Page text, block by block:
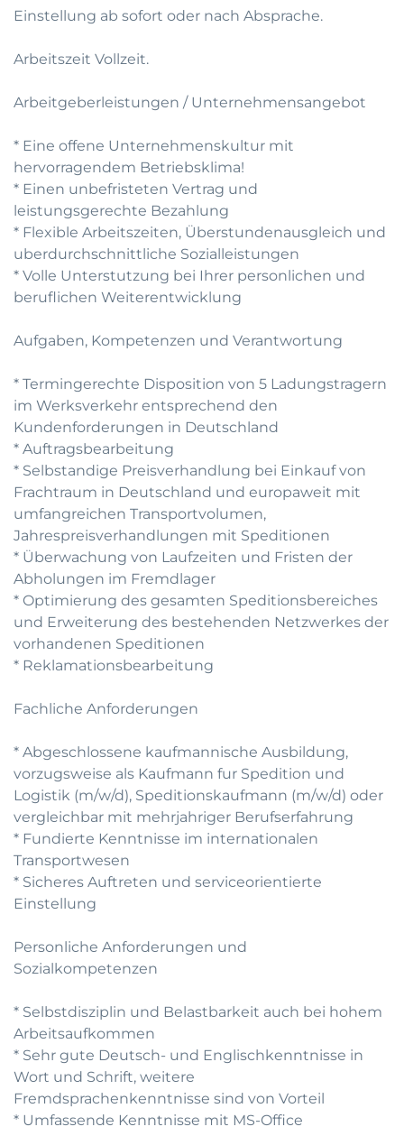
Einstellung ab sofort oder nach Absprache.
Arbeitszeit Vollzeit.
Arbeitgeberleistungen / Unternehmensangebot
* Eine offene Unternehmenskultur mit
hervorragendem Betriebsklima!
* Einen unbefristeten Vertrag und
leistungsgerechte Bezahlung
* Flexible Arbeitszeiten, Überstundenausgleich und
uberdurchschnittliche Sozialleistungen
* Volle Unterstutzung bei Ihrer personlichen und
beruflichen Weiterentwicklung
Aufgaben, Kompetenzen und Verantwortung
* Termingerechte Disposition von 5 Ladungstragern
im Werksverkehr entsprechend den
Kundenforderungen in Deutschland
* Auftragsbearbeitung
* Selbstandige Preisverhandlung bei Einkauf von
Frachtraum in Deutschland und europaweit mit
umfangreichen Transportvolumen,
Jahrespreisverhandlungen mit Speditionen
* Überwachung von Laufzeiten und Fristen der
Abholungen im Fremdlager
* Optimierung des gesamten Speditionsbereiches
und Erweiterung des bestehenden Netzwerkes der
vorhandenen Speditionen
* Reklamationsbearbeitung
Fachliche Anforderungen
* Abgeschlossene kaufmannische Ausbildung,
vorzugsweise als Kaufmann fur Spedition und
Logistik (m/w/d), Speditionskaufmann (m/w/d) oder
vergleichbar mit mehrjahriger Berufserfahrung
* Fundierte Kenntnisse im internationalen
Transportwesen
* Sicheres Auftreten und serviceorientierte
Einstellung
Personliche Anforderungen und
Sozialkompetenzen
* Selbstdisziplin und Belastbarkeit auch bei hohem
Arbeitsaufkommen
* Sehr gute Deutsch- und Englischkenntnisse in
Wort und Schrift, weitere
Fremdsprachenkenntnisse sind von Vorteil
* Umfassende Kenntnisse mit MS-Office